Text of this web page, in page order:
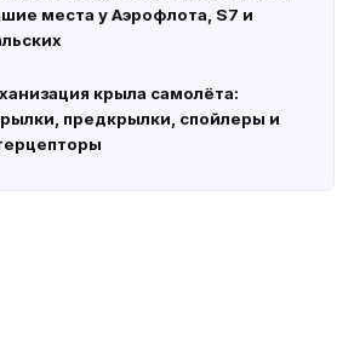
места у Аэрофлота, S7 и
крыла самолёта:
предкрылки, спойлеры и